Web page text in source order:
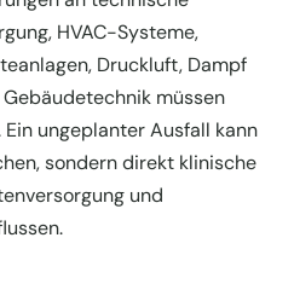
HVAC-Systeme,
Druckluft, Dampf
müssen
ungeplanter Ausfall kann
sondern direkt klinische
und